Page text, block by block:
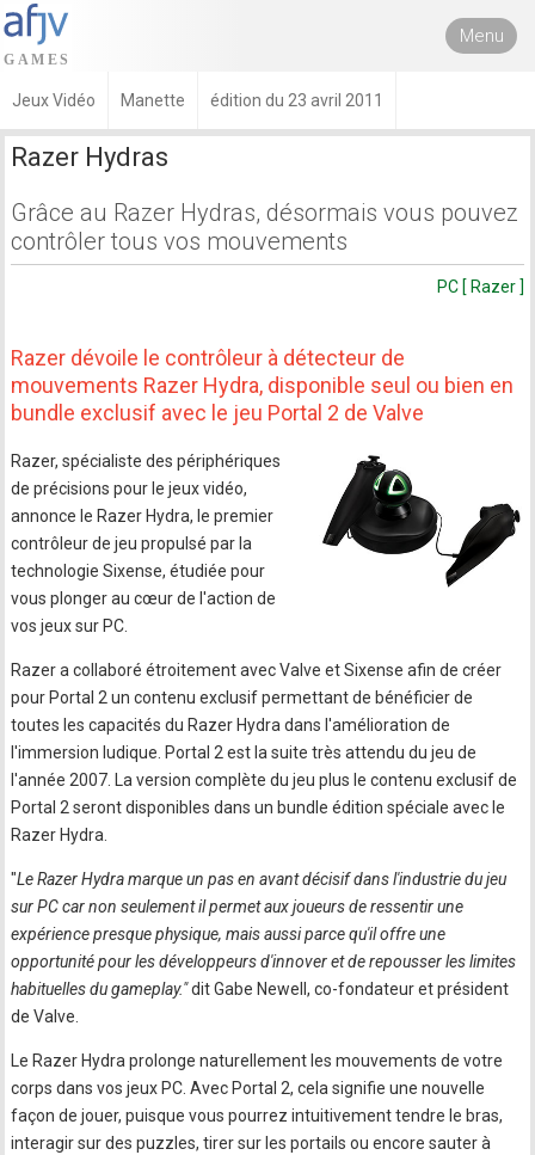
Menu
Jeux Vidéo Manette édition du 23 avril 2011
Razer Hydras
Grâce au Razer Hydras, désormais vous pouvez
contrôler tous vos mouvements
PC [ Razer ]
Razer dévoile le contrôleur à détecteur de
mouvements Razer Hydra, disponible seul ou bien en
bundle exclusif avec le jeu Portal 2 de Valve
Razer, spécialiste des périphériques
de précisions pour le jeux vidéo,
annonce le Razer Hydra, le premier
contrôleur de jeu propulsé par la
technologie Sixense, étudiée pour
vous plonger au cœur de l'action de
vos jeux sur PC.
Razer a collaboré étroitement avec Valve et Sixense afin de créer
pour Portal 2 un contenu exclusif permettant de bénéficier de
toutes les capacités du Razer Hydra dans l'amélioration de
l'immersion ludique. Portal 2 est la suite très attendu du jeu de
l'année 2007. La version complète du jeu plus le contenu exclusif de
Portal 2 seront disponibles dans un bundle édition spéciale avec le
Razer Hydra.
"Le Razer Hydra marque un pas en avant décisif dans l'industrie du jeu
sur PC car non seulement il permet aux joueurs de ressentir une
expérience presque physique, mais aussi parce qu'il offre une
opportunité pour les développeurs d'innover et de repousser les limites
habituelles du gameplay."dit Gabe Newell, co-fondateur et président
de Valve.
Le Razer Hydra prolonge naturellement les mouvements de votre
corps dans vos jeux PC. Avec Portal 2, cela signifie une nouvelle
façon de jouer, puisque vous pourrez intuitivement tendre le bras,
interagir sur des puzzles, tirer sur les portails ou encore sauter à